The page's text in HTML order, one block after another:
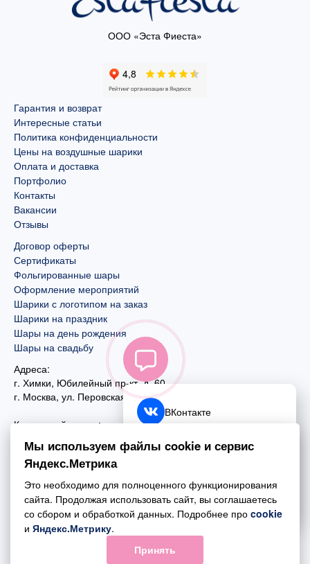
ООО «Эста Фиеста»
Гарантия и возврат
Интересные статьи
Политика конфиденциальности
Цены на воздушные шарики
Оплата и доставка
Портфолио
Контакты
Вакансии
Отзывы
Договор оферты
Сертификаты
Фольгированные шары
Оформление мероприятий
Шарики с логотипом на заказ
Шарики на праздник
Шары на день рождения
Шары на свадьбу
Адреса:
г. Химки, Юбилейный пр-кт, д. 60
г. Москва, ул. Перовская, д. 59
Контактный номер:
+7 (495) 970-44-75
Почта:
mail@esta-fiesta.ru
Режим работы интернет-магазина:
ПН-ВС с 09:00 до 21:00
ВКонтакте
Telegram
Обратный звонок
Мы используем файлы cookie и сервис
Яндекс.Метрика
Это необходимо для полноценного функционирования
сайта. Продолжая использовать сайт, вы соглашаетесь
со сбором и обработкой данных. Подробнее про cookie
и Яндекс.Метрику.
Принять